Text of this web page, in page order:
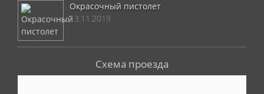
Окрасочный пистолет
13.11.2019
Схема проезда